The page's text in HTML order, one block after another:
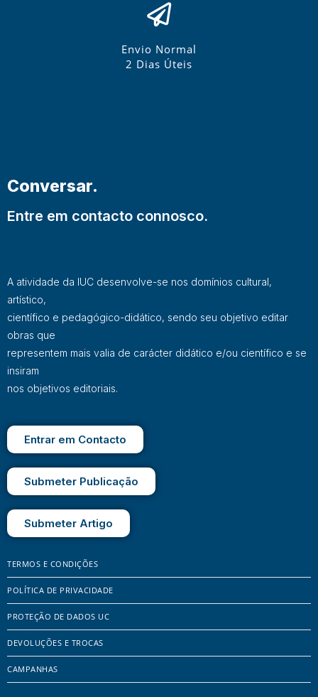
Envio Normal
2 Dias Úteis
Conversar.
Entre em contacto connosco.
A atividade da IUC desenvolve-se nos domínios cultural,
artístico,
científico e pedagógico-didático, sendo seu objetivo editar
obras que
representem mais valia de carácter didático e/ou científico e se
insiram
nos objetivos editoriais.
Entrar em Contacto
Submeter Publicação
Submeter Artigo
TERMOS E CONDIÇÕES
POLÍTICA DE PRIVACIDADE
PROTEÇÃO DE DADOS UC
DEVOLUÇÕES E TROCAS
CAMPANHAS